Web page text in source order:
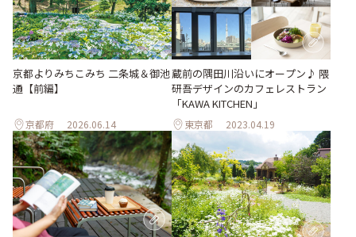
京都よりみちこみち 二条城＆御池
通【前編】
京都府 2026.06.14
蔵前の隅田川沿いにオープン♪ 隈
研吾デザインのカフェレストラン
「KAWA KITCHEN」
東京都 2023.04.19